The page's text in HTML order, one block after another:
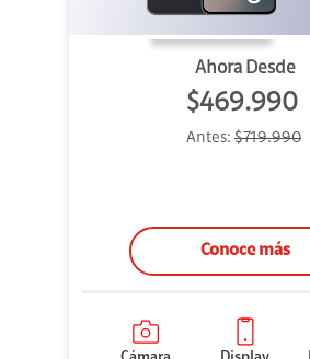
Ahora Desde
$469.990
Antes: $719.990
Conoce más